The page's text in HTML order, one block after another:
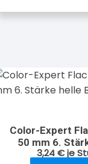
Color-Expert
50 mm 6.
Borste
3,24€ je